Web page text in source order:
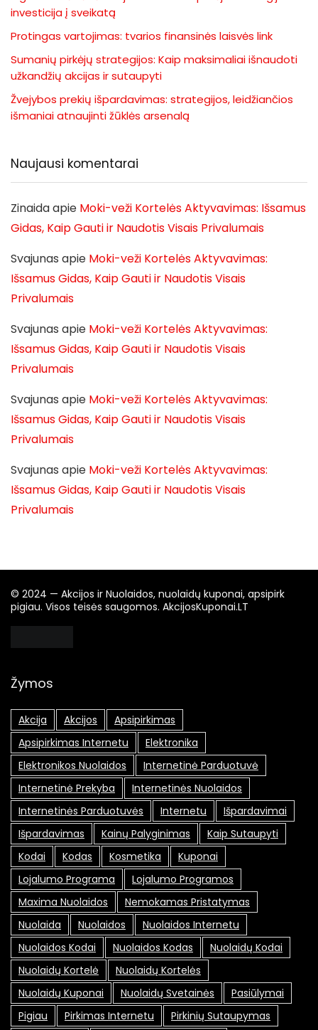
investicija į sveikatą
Protingas vartojimas: tvarios finansinės laisvės link
Sumanių pirkėjų strategijos: Kaip maksimaliai išnaudoti
užkandžių akcijas ir sutaupyti
Žvejybos prekių išpardavimas: strategijos, leidžiančios
išmaniai atnaujinti žūklės arsenalą
Naujausi komentarai
Zinaidaapie Moki-veži Kortelės Aktyvavimas: Išsamus
Gidas, Kaip Gauti ir Naudotis Visais Privalumais
Svajunas apie Moki-veži Kortelės Aktyvavimas:
Išsamus Gidas, Kaip Gauti ir Naudotis Visais
Privalumais
Svajunas apie Moki-veži Kortelės Aktyvavimas:
Išsamus Gidas, Kaip Gauti ir Naudotis Visais
Privalumais
Svajunas apie Moki-veži Kortelės Aktyvavimas:
Išsamus Gidas, Kaip Gauti ir Naudotis Visais
Privalumais
Svajunas apie Moki-veži Kortelės Aktyvavimas:
Išsamus Gidas, Kaip Gauti ir Naudotis Visais
Privalumais
© 2024 — Akcijos ir Nuolaidos, nuolaidų kuponai, apsipirk
pigiau. Visos teisės saugomos. AkcijosKuponai.LT
Žymos
Akcija Akcijos
Apsipirkimas
Apsipirkimas Internetu
Elektronika
Elektronikos Nuolaidos
Internetinė Parduotuvė
Internetinė Prekyba
Internetinės Nuolaidos
Internetinės Parduotuvės
Internetu
Išpardavimai
Išpardavimas
Kainų Palyginimas
Kaip Sutaupyti
Kodai
Kodas Kosmetika
Kuponai
Lojalumo Programa
Lojalumo Programos
Maxima Nuolaidos
Nemokamas Pristatymas
Nuolaida
Nuolaidos
Nuolaidos Internetu
Nuolaidos Kodai
Nuolaidos Kodas
Nuolaidų Kodai
Nuolaidų Kortelė
Nuolaidų Kortelės
Nuolaidų Kuponai
Nuolaidų Svetainės
Pasiūlymai
Pigiau
Pirkimas Internetu
Pirkinių Sutaupymas